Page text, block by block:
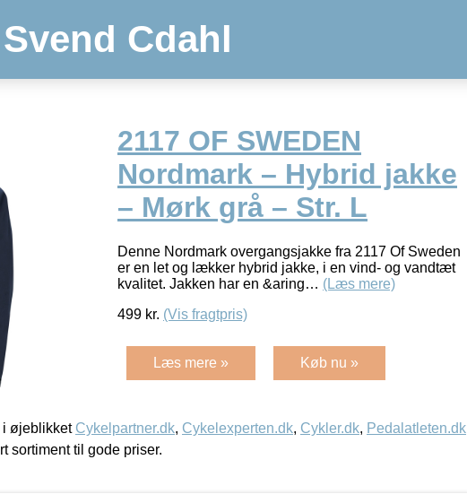
Svend Cdahl
2117 OF SWEDEN
Nordmark – Hybrid jakke
– Mørk grå – Str. L
Denne Nordmark overgangsjakke fra 2117 Of Sweden
er en let og lækker hybrid jakke, i en vind- og vandtæt
kvalitet. Jakken har en &aring… (Læs mere)
499 kr. (Vis fragtpris)
Læs mere » Køb nu »
i øjeblikket Cykelpartner.dk, Cykelexperten.dk, Cykler.dk, Pedalatleten.dk
sortiment til gode priser.